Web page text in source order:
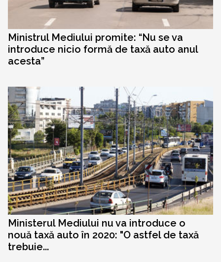
Ministrul Mediului promite: “Nu se va
introduce nicio formă de taxă auto anul
acesta”
Ministerul Mediului nu va introduce o
nouă taxă auto în 2020: "O astfel de taxă
trebuie...